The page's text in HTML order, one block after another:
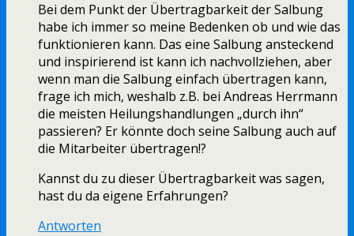
Bei dem Punkt der Übertragbarkeit der Salbung
habe ich immer so meine Bedenken ob und wie das
funktionieren kann. Das eine Salbung ansteckend
und inspirierend ist kann ich nachvollziehen, aber
wenn man die Salbung einfach übertragen kann,
frage ich mich, weshalb z.B. bei Andreas Herrmann
die meisten Heilungshandlungen „durch ihn“
passieren? Er könnte doch seine Salbung auch auf
die Mitarbeiter übertragen!?
Kannst du zu dieser Übertragbarkeit was sagen,
hast du da eigene Erfahrungen?
Antworten